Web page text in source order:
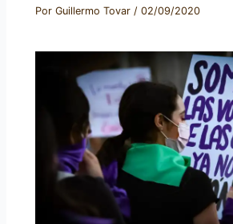
PorGuillermo Tovar/02/09/2020